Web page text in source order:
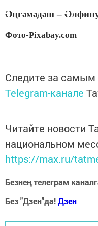
Әңгәмәдәш –
Фото-Pixabay.com
Следите за
Telegram-канале
Читайте новости
национальном
https://max.ru/
Безнең телеграм
Без "Дзен"да!Дзен